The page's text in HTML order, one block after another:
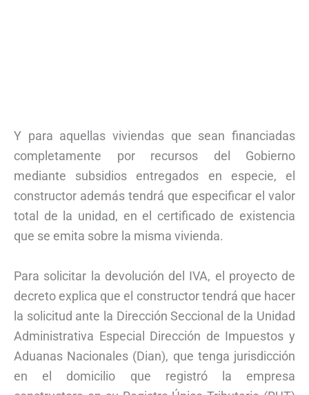
Y para aquellas viviendas que sean financiadas
completamente por recursos del Gobierno
mediante subsidios entregados en especie, el
constructor además tendrá que especificar el valor
total de la unidad, en el certificado de existencia
que se emita sobre la misma vivienda.
Para solicitar la devolución del IVA, el proyecto de
decreto explica que el constructor tendrá que hacer
la solicitud ante la Dirección Seccional de la Unidad
Administrativa Especial Dirección de Impuestos y
Aduanas Nacionales (Dian), que tenga jurisdicción
en el domicilio que registró la empresa